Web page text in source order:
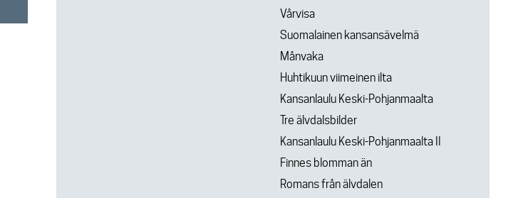
Vårvisa
Suomalainen kansansävelmä
Månvaka
Huhtikuun viimeinen ilta
Kansanlaulu Keski-Pohjanmaalta
Tre älvdalsbilder
Kansanlaulu Keski-Pohjanmaalta II
Finnes blomman än
Romans från älvdalen